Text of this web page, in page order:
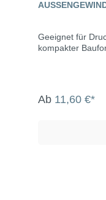
Geeignet für
kompakter
Ab 11,60 €*